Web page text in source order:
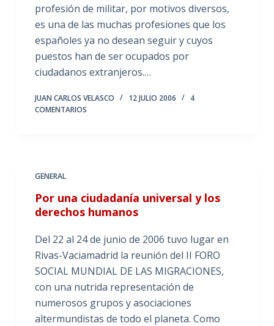
profesión de militar, por motivos diversos,
es una de las muchas profesiones que los
españoles ya no desean seguir y cuyos
puestos han de ser ocupados por
ciudadanos extranjeros.…
JUAN CARLOS VELASCO 12 JULIO 2006
4
COMENTARIOS
GENERAL
Por una ciudadanía universal y los
derechos humanos
Del 22 al 24 de junio de 2006 tuvo lugar en
Rivas-Vaciamadrid la reunión del II FORO
SOCIAL MUNDIAL DE LAS MIGRACIONES,
con una nutrida representación de
numerosos grupos y asociaciones
altermundistas de todo el planeta. Como